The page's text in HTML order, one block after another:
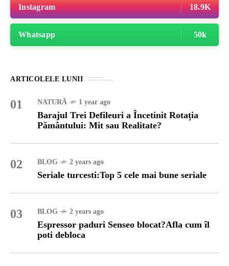
Instagram 18.9K
Whatsapp 50k
ARTICOLELE LUNII
01 NATURĂ 1 year ago
Barajul Trei Defileuri a Încetinit Rotația
Pământului: Mit sau Realitate?
02 BLOG 2 years ago
Seriale turcesti:Top 5 cele mai bune seriale
03 BLOG 2 years ago
Espressor paduri Senseo blocat?Afla cum îl
poti debloca